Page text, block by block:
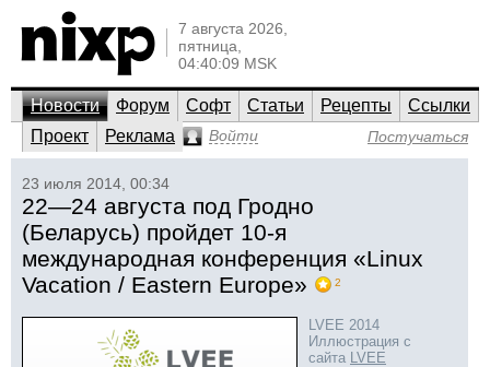
7 августа 2026,
пятница,
04:40:09 MSK
Новости Форум Софт Статьи Рецепты
Ссылки
Проект
Реклама Войти Постучаться
23 июля 2014, 00:34
22—24 августа под Гродно
(Беларусь) пройдет 10-я
международная конференция «Linux
Vacation / Eastern Europe»
2
LVEE 2014
Иллюстрация с
сайта LVEE